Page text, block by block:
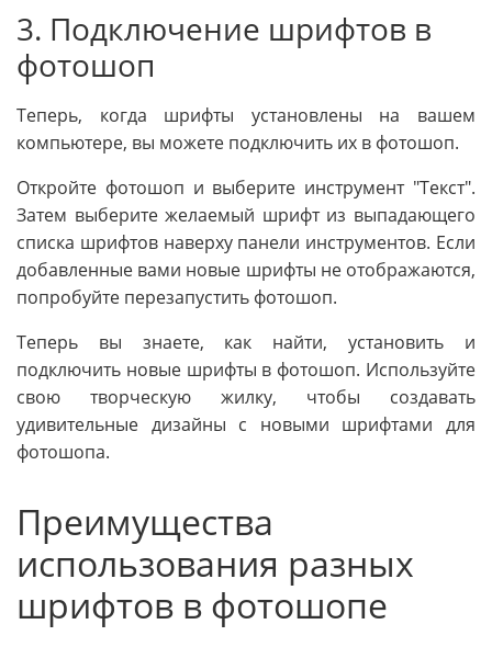
3. Подключение шрифтов в
фотошоп
Теперь, когда шрифты установлены на вашем
компьютере, вы можете подключить их в фотошоп.
Откройте фотошоп и выберите инструмент "Текст".
Затем выберите желаемый шрифт из выпадающего
списка шрифтов наверху панели инструментов. Если
добавленные вами новые шрифты не отображаются,
попробуйте перезапустить фотошоп.
Теперь вы знаете, как найти, установить и
подключить новые шрифты в фотошоп. Используйте
свою творческую жилку, чтобы создавать
удивительные дизайны с новыми шрифтами для
фотошопа.
Преимущества
использования разных
шрифтов в фотошопе